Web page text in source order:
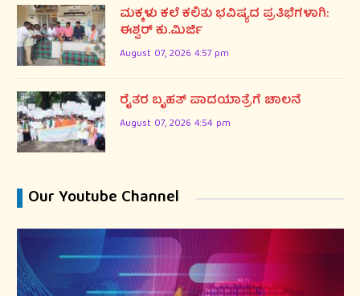
ಮಕ್ಕಳು ಕಲೆ ಕಲಿತು ಭವಿಷ್ಯದ ಪ್ರತಿಭೆಗಳಾಗಿ:
ಈಶ್ವರ್ ಕು.ಮಿರ್ಜಿ
August 07, 2026 4:57 pm
ರೈತರ ಬೃಹತ್ ಪಾದಯಾತ್ರೆಗೆ ಚಾಲನೆ
August 07, 2026 4:54 pm
Our Youtube Channel